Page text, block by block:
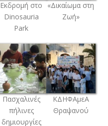
Εκδρομή στο
Dinosauria
Park
«Δικαίωμα στη
Ζωή»
Πασχαλινές
πήλινες
δημιουργίες
ΚΔΗΦΑμεΑ
Θραψανού